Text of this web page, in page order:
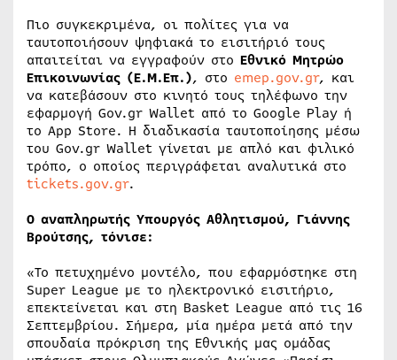
Πιο συγκεκριμένα, οι πολίτες για να
ταυτοποιήσουν ψηφιακά το εισιτήριό τους
απαιτείται να εγγραφούν στο Εθνικό Μητρώο
Επικοινωνίας (Ε.Μ.Επ.), στο emep.gov.gr, και
να κατεβάσουν στο κινητό τους τηλέφωνο την
εφαρμογή Gov.gr Wallet από το Google Play ή
το Αpp Store. H διαδικασία ταυτοποίησης μέσω
του Gov.gr Wallet γίνεται με απλό και φιλικό
τρόπο, ο οποίος περιγράφεται αναλυτικά στο
tickets.gov.gr.
Ο αναπληρωτής Υπουργός Αθλητισμού, Γιάννης
Βρούτσης, τόνισε:
«Το πετυχημένο μοντέλο, που εφαρμόστηκε στη
Super League με το ηλεκτρονικό εισιτήριο,
επεκτείνεται και στη Basket League από τις 16
Σεπτεμβρίου. Σήμερα, μία ημέρα μετά από την
σπουδαία πρόκριση της Εθνικής μας ομάδας